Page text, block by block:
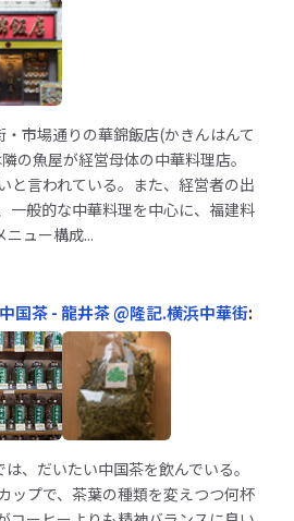
・市場通りの華錦飯店(かきんはんて
の魚屋が経営母体の中華料理店。
と言われている。また、経営者の出
一般的な中華料理を中心に、福建料
ュー構成...
国茶 - 龍井茶 @隆記.横浜中華街:
、だいたい中国茶を飲んでいる。
ップで、茶葉の種類を変えつつ何杯